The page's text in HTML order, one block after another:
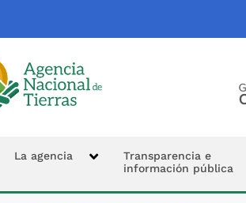
de la Agencia Nacional de Tierras
principal
La agencia
Transparencia e
información pública